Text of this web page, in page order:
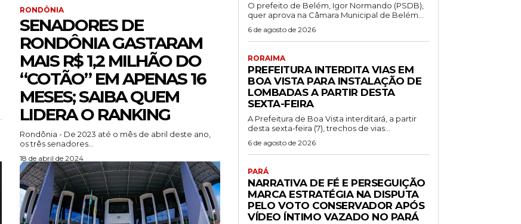
RONDÔNIA
SENADORES DE
RONDÔNIA GASTARAM
MAIS R$ 1,2 MILHÃO DO
“COTÃO” EM APENAS 16
MESES; SAIBA QUEM
LIDERA O RANKING
Rondônia - De 2023 até o mês de abril deste ano,
os três senadores...
18 de abril de 2024
O prefeito de Belém, Igor Normando (PSDB),
quer aprova na Câmara Municipal de Belém...
6 de agosto de 2026
RORAIMA
PREFEITURA INTERDITA VIAS EM
BOA VISTA PARA INSTALAÇÃO DE
LOMBADAS A PARTIR DESTA
SEXTA-FEIRA
A Prefeitura de Boa Vista interditará, a partir
desta sexta-feira (7), trechos de vias...
6 de agosto de 2026
PARÁ
NARRATIVA DE FÉ E PERSEGUIÇÃO
MARCA ESTRATÉGIA NA DISPUTA
PELO VOTO CONSERVADOR APÓS
VÍDEO ÍNTIMO VAZADO NO PARÁ